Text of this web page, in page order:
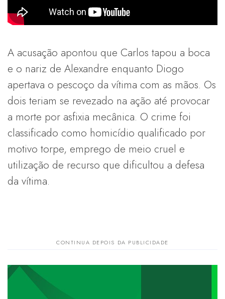
A acusação apontou que Carlos tapou a boca
e o nariz de Alexandre enquanto Diogo
apertava o pescoço da vítima com as mãos. Os
dois teriam se revezado na ação até provocar
a morte por asfixia mecânica. O crime foi
classificado como homicídio qualificado por
motivo torpe, emprego de meio cruel e
utilização de recurso que dificultou a defesa
da vítima.